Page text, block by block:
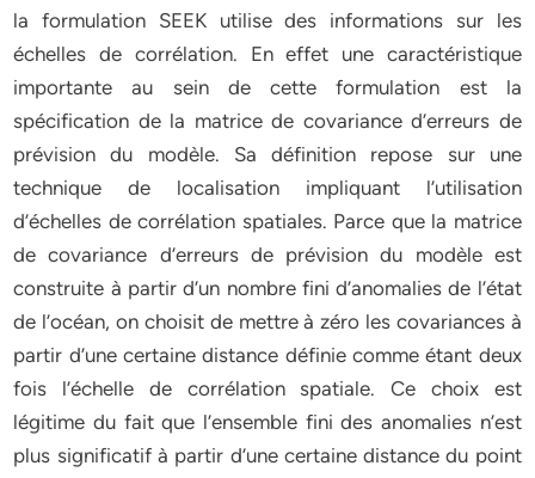
la formulation SEEK utilise des informations sur les
échelles de corrélation. En effet une caractéristique
importante au sein de cette formulation est la
spécification de la matrice de covariance d’erreurs de
prévision du modèle. Sa définition repose sur une
technique de localisation impliquant l’utilisation
d’échelles de corrélation spatiales. Parce que la matrice
de covariance d’erreurs de prévision du modèle est
construite à partir d’un nombre fini d’anomalies de l’état
de l’océan, on choisit de mettre à zéro les covariances à
partir d’une certaine distance définie comme étant deux
fois l’échelle de corrélation spatiale. Ce choix est
légitime du fait que l’ensemble fini des anomalies n’est
plus significatif à partir d’une certaine distance du point